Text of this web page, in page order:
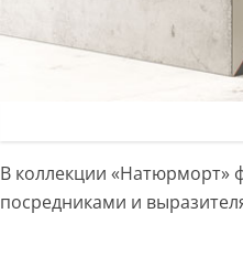
В коллекции «Натюрморт»
посредниками и